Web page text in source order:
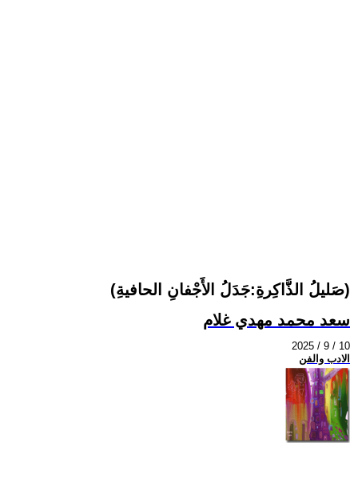
(صَليلُ الذَّاكِرةِ:جَدَلُ الأَجْفانِ الحافيةِ)
سعد محمد مهدي غلام
2025 / 9 / 10
الادب والفن